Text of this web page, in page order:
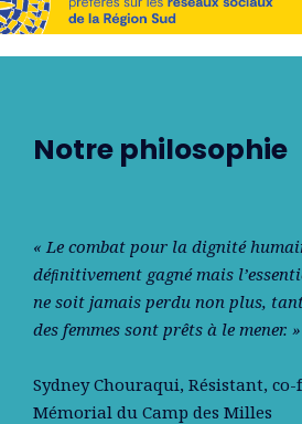
Notre philosophie
« Le combat pour la dignité
déﬁnitivement gagné mais
ne soit jamais perdu non plus,
des femmes sont prêts à le mener. »
Sydney Chouraqui, Résistant,
Mémorial du Camp des Milles